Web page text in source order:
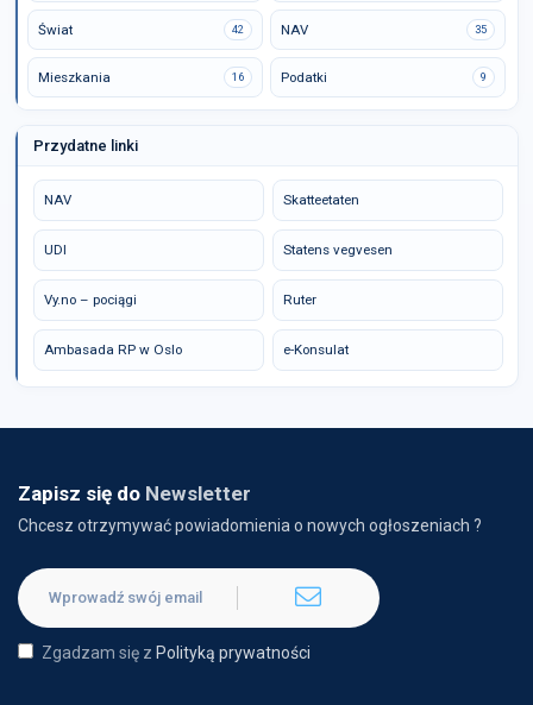
Świat 42 NAV 35
Mieszkania 16 Podatki 9
Przydatne linki
NAV Skatteetaten
UDI Statens vegvesen
Vy.no – pociągi Ruter
Ambasada RP w Oslo e-Konsulat
Zapisz się do Newsletter
Chcesz otrzymywać powiadomienia o nowych ogłoszeniach ?
Zgadzam się z Polityką prywatności